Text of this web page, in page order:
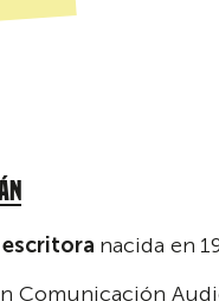
escritora nacida en
Comunicación